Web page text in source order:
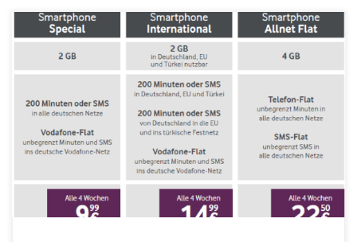
CallYa Smartphone Allnet Flat jetzt mit 4 GB CallYa Internet-
Optionen mit bis zu 50 Prozent mehr Datenvolumen 1 GB im CallYa
Flex schon für 6,99 EUR Mobiles Surfen auf dem Smartphone ist
längst fester Bestandteil unseres Alltags – ob in der Bahn, in der
Mittagspause oder beim Arzt im Wartezimmer. […]